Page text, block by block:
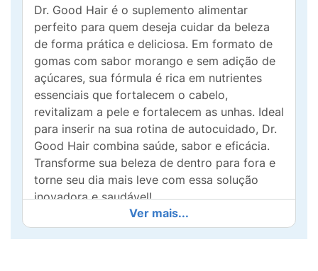
Dr. Good Hair é o suplemento alimentar
perfeito para quem deseja cuidar da beleza
de forma prática e deliciosa. Em formato de
gomas com sabor morango e sem adição de
açúcares, sua fórmula é rica em nutrientes
essenciais que fortalecem o cabelo,
revitalizam a pele e fortalecem as unhas. Ideal
para inserir na sua rotina de autocuidado, Dr.
Good Hair combina saúde, sabor e eficácia.
Transforme sua beleza de dentro para fora e
torne seu dia mais leve com essa solução
inovadora e saudável!
Ver mais...